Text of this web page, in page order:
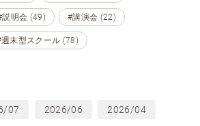
説明会 (49) #講演会 (22)
末型スクール (78)
07 2026/06 2026/04